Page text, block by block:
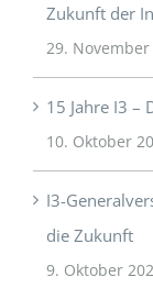
Zukunft der
29. November
15 Jahre I3 –
10. Oktober
I3-
die Zukunft
9. Oktober